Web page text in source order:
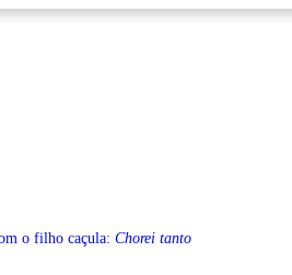
o filho caçula: Chorei tanto